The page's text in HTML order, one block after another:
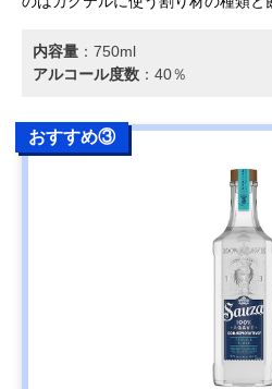
内容量 ：‎750ml
アルコール度数 ：40％
おすすめ③